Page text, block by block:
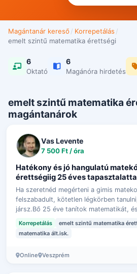
Magántanár kereső / Korrepetálás /
emelt szintű matematika érettségi
6
Oktató
6
Magánóra hirdetés
emelt szintű matematika
magántanárok
Vas Levente
7 500 Ft / óra
Hatékony és jó hangulatú
érettségiig 25 éves
Ha szeretnéd megérteni a gimis
felszabadult, kötetlen légkörben
jársz.Bő 25 éve tanítok matematikát,
Korrepetálás emelt szintű matematika
matematika ált.isk.
Online Veszprém